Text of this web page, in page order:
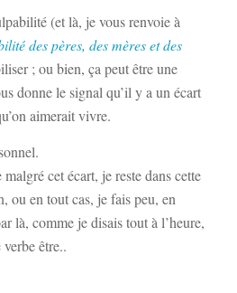
(et là, je vous renvoie à
des pères, des mères et des
; ou bien, ça peut être une
donne le signal qu’il y a un écart
aimerait vivre.
cet écart, je reste dans cette
ou en tout cas, je fais peu, en
là, comme je disais tout à l’heure,
être..